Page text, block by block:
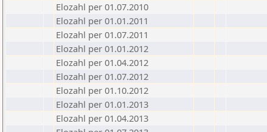
Elozahl per 01.07.2010
Elozahl per 01.01.2011
Elozahl per 01.07.2011
Elozahl per 01.01.2012
Elozahl per 01.04.2012
Elozahl per 01.07.2012
Elozahl per 01.10.2012
Elozahl per 01.01.2013
Elozahl per 01.04.2013